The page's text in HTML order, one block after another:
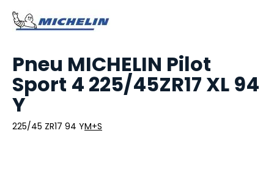
Marque
Pneu MICHELIN Pilot
Sport 4 225/45ZR17 XL 94
Y
225/45 ZR17 94 YM+S